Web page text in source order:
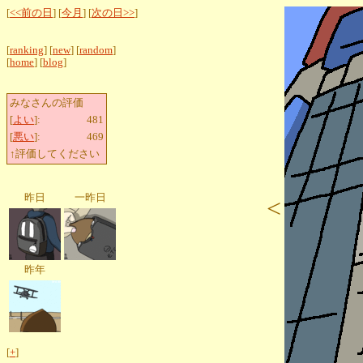
[<<前の日 ] [今月 ] [次の日>>]
[ranking] [new] [random]
[home] [blog]
みなさんの評価
[よい]:
481
[悪い]:
469
↑評価してください
昨日 一昨日
昨年
[+]
<